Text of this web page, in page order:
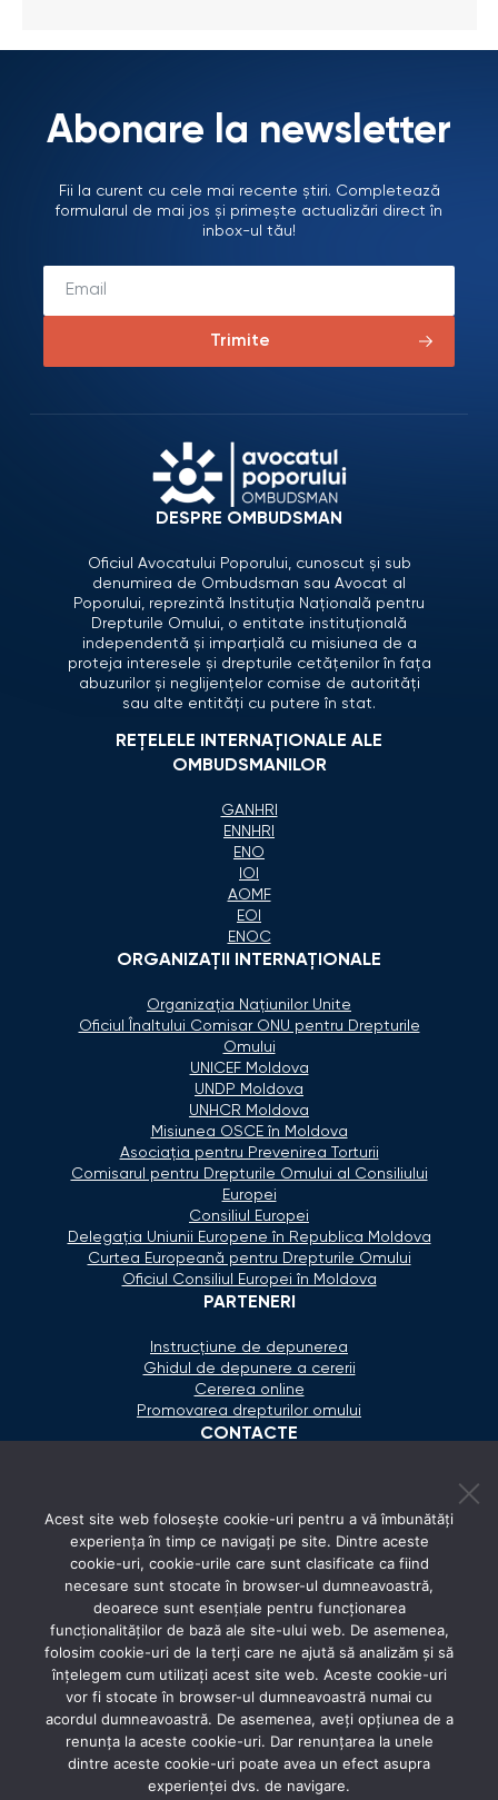
Abonare la newsletter
Fii la curent cu cele mai recente știri. Completează
formularul de mai jos și primește actualizări direct în
inbox-ul tău!
Trimite
DESPRE OMBUDSMAN
Oficiul Avocatului Poporului, cunoscut și sub
denumirea de Ombudsman sau Avocat al
Poporului, reprezintă Instituția Națională pentru
Drepturile Omului, o entitate instituțională
independentă și imparțială cu misiunea de a
proteja interesele și drepturile cetățenilor în fața
abuzurilor și neglijențelor comise de autorități
sau alte entități cu putere în stat.
REȚELELE INTERNAȚIONALE ALE
OMBUDSMANILOR
GANHRI
ENNHRI
ENO
IOI
AOMF
EOI
ENOC
ORGANIZAŢII INTERNAŢIONALE
Organizaţia Naţiunilor Unite
Oficiul Înaltului Comisar ONU pentru Drepturile
Omului
UNICEF Moldova
UNDP Moldova
UNHCR Moldova
Misiunea OSCE în Moldova
Asociaţia pentru Prevenirea Torturii
Comisarul pentru Drepturile Omului al Consiliului
Europei
Consiliul Europei
Delegaţia Uniunii Europene în Republica Moldova
Curtea Europeană pentru Drepturile Omului
Oficiul Consiliul Europei în Moldova
PARTENERI
Instrucțiune de depunerea
Ghidul de depunere a cererii
Cererea online
Promovarea drepturilor omului
CONTACTE
secretariat@ombudsman.md
Strada Calea Ieşilor 11/3, Chişinău
Luni - Vineri: 08:00 - 17:00
REȚELE SOCIALE
Acest site web folosește cookie-uri pentru a vă îmbunătăți
experiența în timp ce navigați pe site. Dintre aceste
cookie-uri, cookie-urile care sunt clasificate ca fiind
necesare sunt stocate în browser-ul dumneavoastră,
deoarece sunt esențiale pentru funcționarea
funcționalităților de bază ale site-ului web. De asemenea,
folosim cookie-uri de la terți care ne ajută să analizăm și să
înțelegem cum utilizați acest site web. Aceste cookie-uri
vor fi stocate în browser-ul dumneavoastră numai cu
acordul dumneavoastră. De asemenea, aveți opțiunea de a
renunța la aceste cookie-uri. Dar renunțarea la unele
dintre aceste cookie-uri poate avea un efect asupra
experienței dvs. de navigare.